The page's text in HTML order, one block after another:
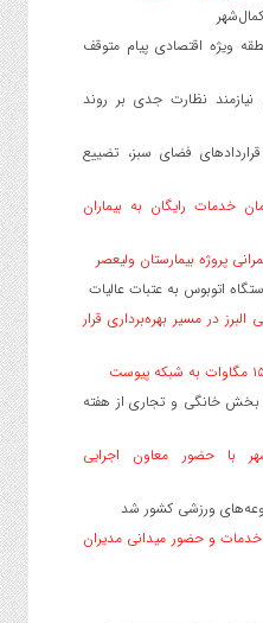
ویژه اقتصادی پیام متوقف
نیازمند نظارت جدی بر روند
فضای سبز، تضییع
۲۰ میلیارد تومان خدمات رایگان به بیماران
پروژه بیمارستان ولیعصر
در مسیر بهره‌برداری قرار
خانگی و تجاری از هفته
با حضور معاون اجرایی
ورزشی کشور شد
خدمات و حضور میدانی مدیران